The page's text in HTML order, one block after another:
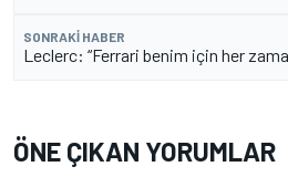
SONRAKI HABER
Leclerc: “Ferrari benim için her
ÖNE ÇIKAN YORUMLAR